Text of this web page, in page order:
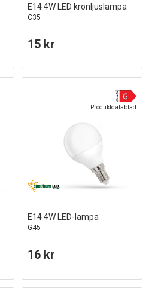
E14 4W LED kronljuslampa
C35
15 kr
Produktdatablad
E14 4W LED-lampa
G45
16 kr